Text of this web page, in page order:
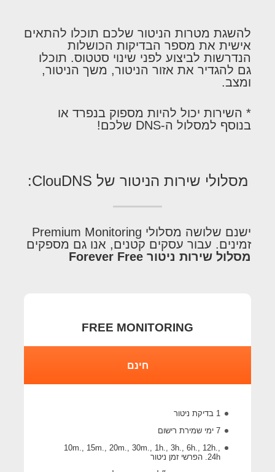
להשגת מטרות הניטור שלכם תוכלו להתאים
אישית את מספר הבדיקות הכושלות
הנדרשות לביצוע לפני שינוי סטטוס. תוכלו
גם להגדיר את אזור הניטור, משך הניטור,
ומצב.
* השירות יכול להיות מספוק בנפרד או
בנוסף למסלול ה-DNS שלכם!
מסלולי שירות הניטור של ClouDNS:
ישנם שלושה מסלולי Premium Monitoring
זמינים. עבור עסקים קטנים, אנו גם מספקים
מסלול שירות ניטור Forever Free
FREE MONITORING
חינם
1 בדיקת ניטור
7 ימי שמירת רישום
10m., 15m., 20m., 30m., 1h., 3h., 6h., 12h.,
24h. הפרשי זמן ניטור